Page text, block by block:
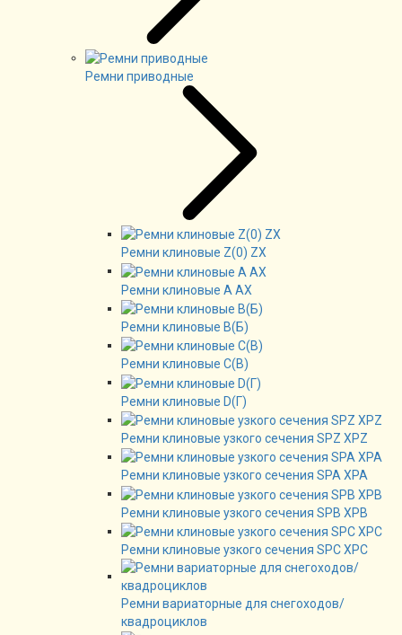
Ремни приводные
Ремни клиновые Z(0) ZX
Ремни клиновые А AX
Ремни клиновые В(Б)
Ремни клиновые C(B)
Ремни клиновые D(Г)
Ремни клиновые узкого сечения SPZ XPZ
Ремни клиновые узкого сечения SPA XPA
Ремни клиновые узкого сечения SPB XPB
Ремни клиновые узкого сечения SPC XPC
Ремни вариаторные для снегоходов/
квадроциклов